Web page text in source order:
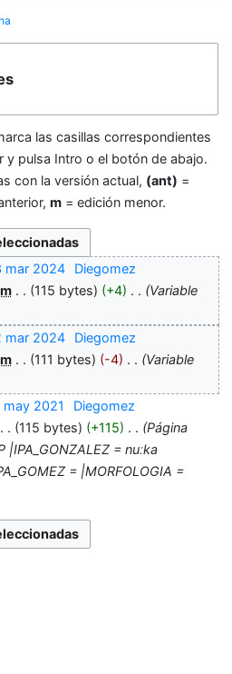
las casillas correspondientes
y pulsa Intro o el botón de abajo.
con la versión actual, (ant) =
m = edición menor.
mar 2024
Diegomez
m 115 bytes +4
Variable
mar 2024
Diegomez
m 111 bytes -4
Variable
2021
Diegomez
115 bytes +115
Página
= nuːka
= |MORFOLOGIA =